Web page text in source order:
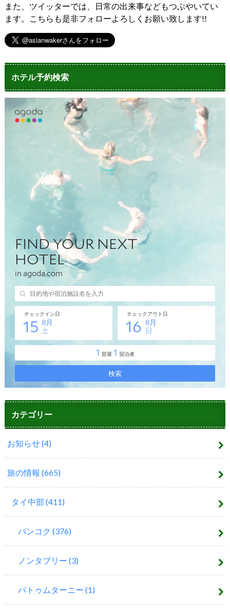
また、ツイッターでは、日常の出来事などもつぶやいてい
ます。こちらも是非フォローよろしくお願い致します!!
ホテル予約検索
カテゴリー
お知らせ(4)
旅の情報 (665)
タイ中部 (411)
バンコク (376)
ノンタブリー (3)
パトゥムターニー (1)